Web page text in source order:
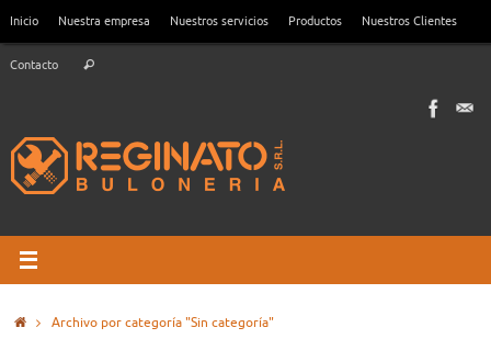
contenido
Inicio Nuestra empresa Nuestros servicios Productos Nuestros Clientes
Contacto Buscar
InicioArchivo por categoría "Sin categoría"